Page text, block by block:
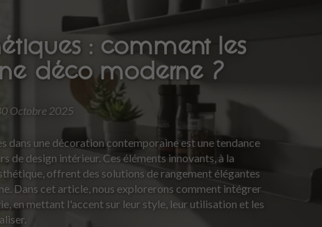
: comment les
déco moderne ?
Octobre 2025
dans une décoration contemporaine est une tendance
de design intérieur. Ces éléments innovants, à la
offrent des solutions de rangement élégantes
Dans cet article, nous explorerons comment intégrer
en mettant l'accent sur leur style, leur utilisation et les